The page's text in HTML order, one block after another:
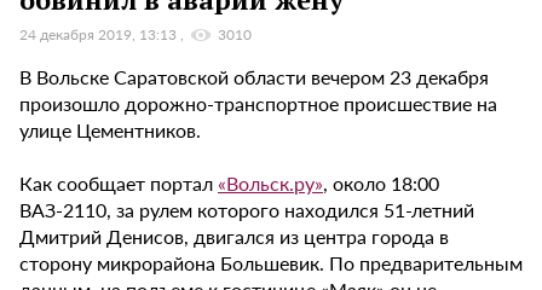
24 декабря 2019, 13:13 3010
В Вольске Саратовской области вечером 23 декабря
произошло дорожно-транспортное происшествие на
улице Цементников.
Как сообщает портал «Вольск.ру», около 18:00
ВАЗ-2110, за рулем которого находился 51-летний
Дмитрий Денисов, двигался из центра города в
сторону микрорайона Большевик. По предварительным